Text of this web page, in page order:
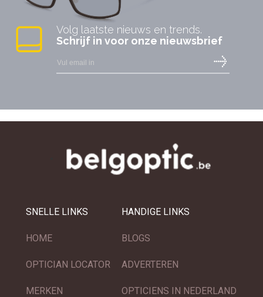
Volg laatste nieuws en trends.
Schrijf in voor onze nieuwsbrief
SNELLE LINKS
HOME
OPTICIAN LOCATOR
MERKEN
HANDIGE LINKS
BLOGS
ADVERTEREN
OPTICIENS IN NEDERLAND